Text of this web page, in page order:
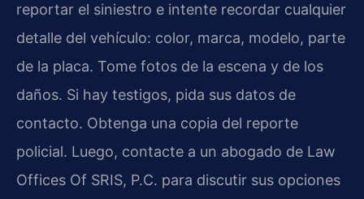
reportar el siniestro e intente recordar cualquier
detalle del vehículo: color, marca, modelo, parte
de la placa. Tome fotos de la escena y de los
daños. Si hay testigos, pida sus datos de
contacto. Obtenga una copia del reporte
policial. Luego, contacte a un abogado de Law
Offices Of SRIS, P.C. para discutir sus opciones